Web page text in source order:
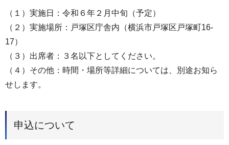
（１）実施日：令和６年２月中旬（予定）
（２）実施場所：戸塚区庁舎内（横浜市戸塚区戸塚町16-
17）
（３）出席者：３名以下としてください。
（４）その他：時間・場所等詳細については、別途お知ら
せします。
申込について